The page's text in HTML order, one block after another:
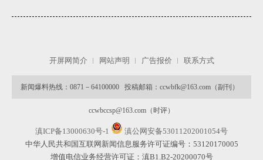
开屏网简介 网站声明 广告报价 联系方式
新闻爆料热线：0871－64100000 投稿邮箱：ccwbfk@163.com（副刊）
ccwbccsp@163.com（时评）
滇ICP备13000630号-1
滇公网安备53011202001054号
中华人民共和国互联网新闻信息服务许可证编号：53120170005
增值电信业务经营许可证：滇B1.B2-20200070号